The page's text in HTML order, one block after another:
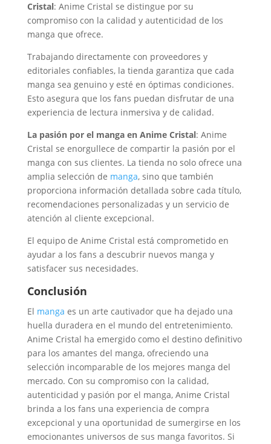
Cristal: Anime Cristal se distingue por su
compromiso con la calidad y autenticidad de los
manga que ofrece.
Trabajando directamente con proveedores y
editoriales confiables, la tienda garantiza que cada
manga sea genuino y esté en óptimas condiciones.
Esto asegura que los fans puedan disfrutar de una
experiencia de lectura inmersiva y de calidad.
La pasión por el manga en Anime Cristal: Anime
Cristal se enorgullece de compartir la pasión por el
manga con sus clientes. La tienda no solo ofrece una
amplia selección de manga, sino que también
proporciona información detallada sobre cada título,
recomendaciones personalizadas y un servicio de
atención al cliente excepcional.
El equipo de Anime Cristal está comprometido en
ayudar a los fans a descubrir nuevos manga y
satisfacer sus necesidades.
Conclusión
El manga es un arte cautivador que ha dejado una
huella duradera en el mundo del entretenimiento.
Anime Cristal ha emergido como el destino definitivo
para los amantes del manga, ofreciendo una
selección incomparable de los mejores manga del
mercado. Con su compromiso con la calidad,
autenticidad y pasión por el manga, Anime Cristal
brinda a los fans una experiencia de compra
excepcional y una oportunidad de sumergirse en los
emocionantes universos de sus manga favoritos. Si